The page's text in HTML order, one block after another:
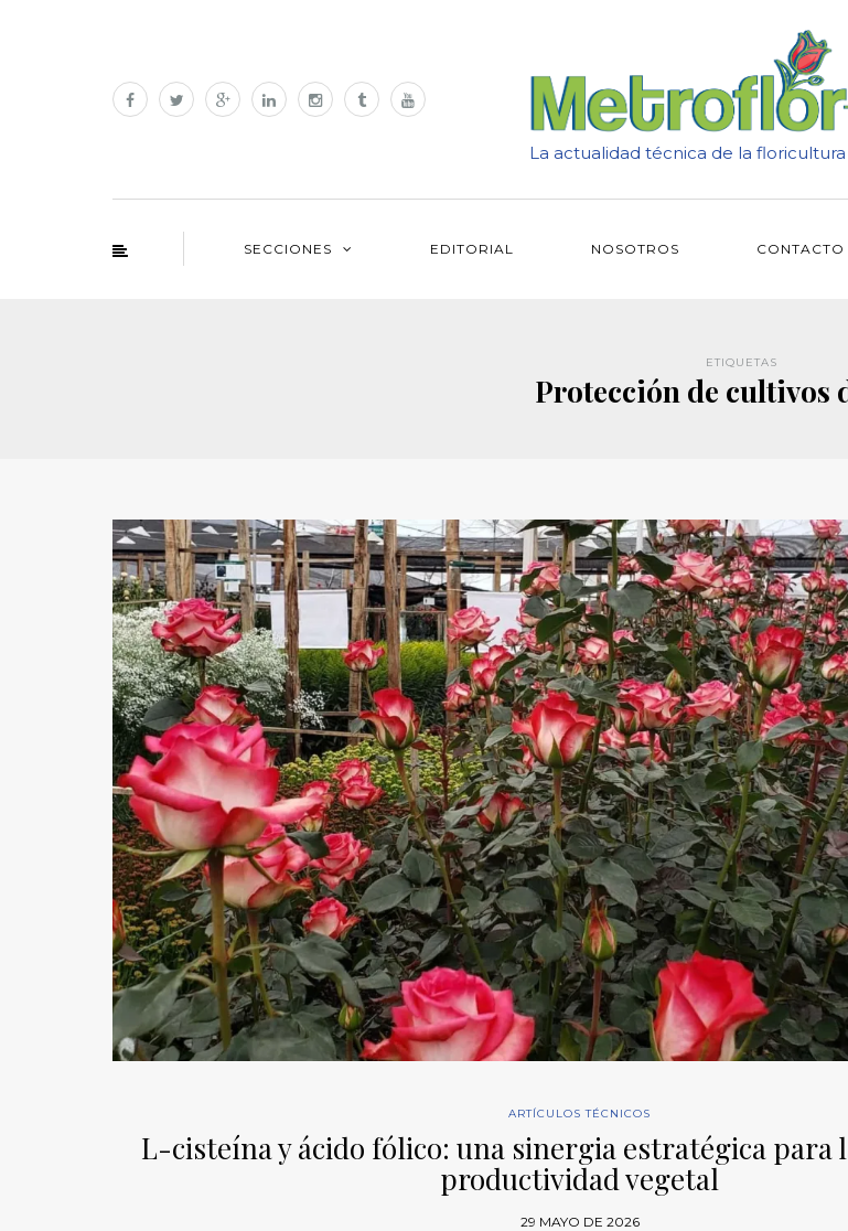
La actualidad técnica de la
SECCIONES EDITORIAL NOSOTROS CONTACTO
ETIQUETAS
Protección de cultivos
ARTÍCULOS TÉCNICOS
L-cisteína y ácido fólico: una sinergia estratégica para
productividad vegetal
29 MAYO DE 2026